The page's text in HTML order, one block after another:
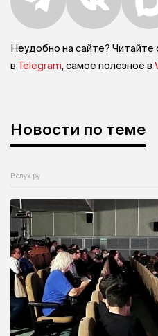
Неудобно на сайте?
в Telegram, самое полезное в
Новости по теме
Вслух.ру